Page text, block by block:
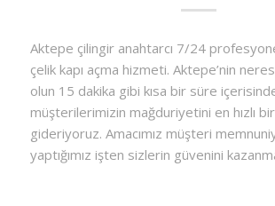
Aktepe çilingir anahtarcı 7/24
çelik kapı açma hizmeti. Aktepe’nin
olun 15 dakika gibi kısa bir süre
müşterilerimizin mağduriyetini en hızlı
gideriyoruz. Amacımız müşteri
yaptığımız işten sizlerin güvenini